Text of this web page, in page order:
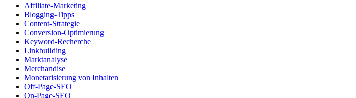
Affiliate-Marketing
Blogging-Tipps
Content-Strategie
Conversion-Optimierung
Keyword-Recherche
Linkbuilding
Marktanalyse
Merchandise
Monetarisierung von Inhalten
Off-Page-SEO
On-Page-SEO